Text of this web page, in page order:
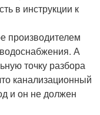
в инструкции к
производителем
А
точку разбора
канализационный
и он не должен